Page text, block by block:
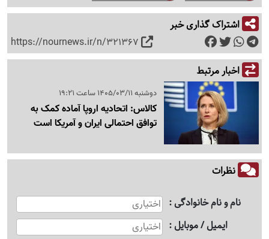
اشتراک گذاری خبر
https://nournews.ir/n/321367
اخبار مرتبط
دوشنبه 1405/03/11 ساعت 19:21
کالاس: اتحادیه اروپا آماده کمک به
توافق احتمالی ایران و آمریکا است
نظرات
نام و نام خانوادگی
ایمیل / موبایل